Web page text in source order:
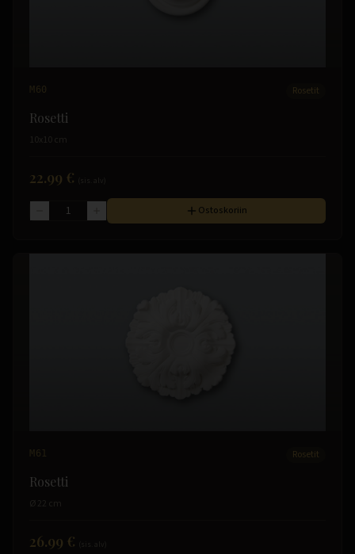
M60 Rosetit
Rosetti
10x10 cm
22.99 €
Ostoskoriin
M61 Rosetit
Rosetti
Ø 22 cm
26.99 €